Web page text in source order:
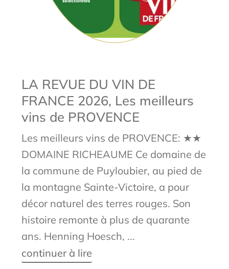
LA REVUE DU VIN DE
FRANCE 2026, Les meilleurs
vins de PROVENCE
Les meilleurs vins de PROVENCE: ★★
DOMAINE RICHEAUME Ce domaine de
la commune de Puyloubier, au pied de
la montagne Sainte-Victoire, a pour
décor naturel des terres rouges. Son
histoire remonte à plus de quarante
ans. Henning Hoesch, ...
continuer à lire